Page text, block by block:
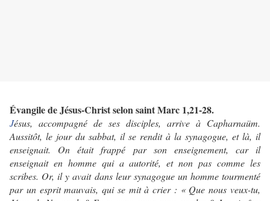
Évangile de Jésus-Christ selon saint Marc 1,21-28.
Jésus, accompagné de ses disciples, arrive à Capharnaüm.
Aussitôt, le jour du sabbat, il se rendit à la synagogue, et là, il
enseignait. On était frappé par son enseignement, car il
enseignait en homme qui a autorité, et non pas comme les
scribes. Or, il y avait dans leur synagogue un homme tourmenté
par un esprit mauvais, qui se mit à crier : « Que nous veux-tu,